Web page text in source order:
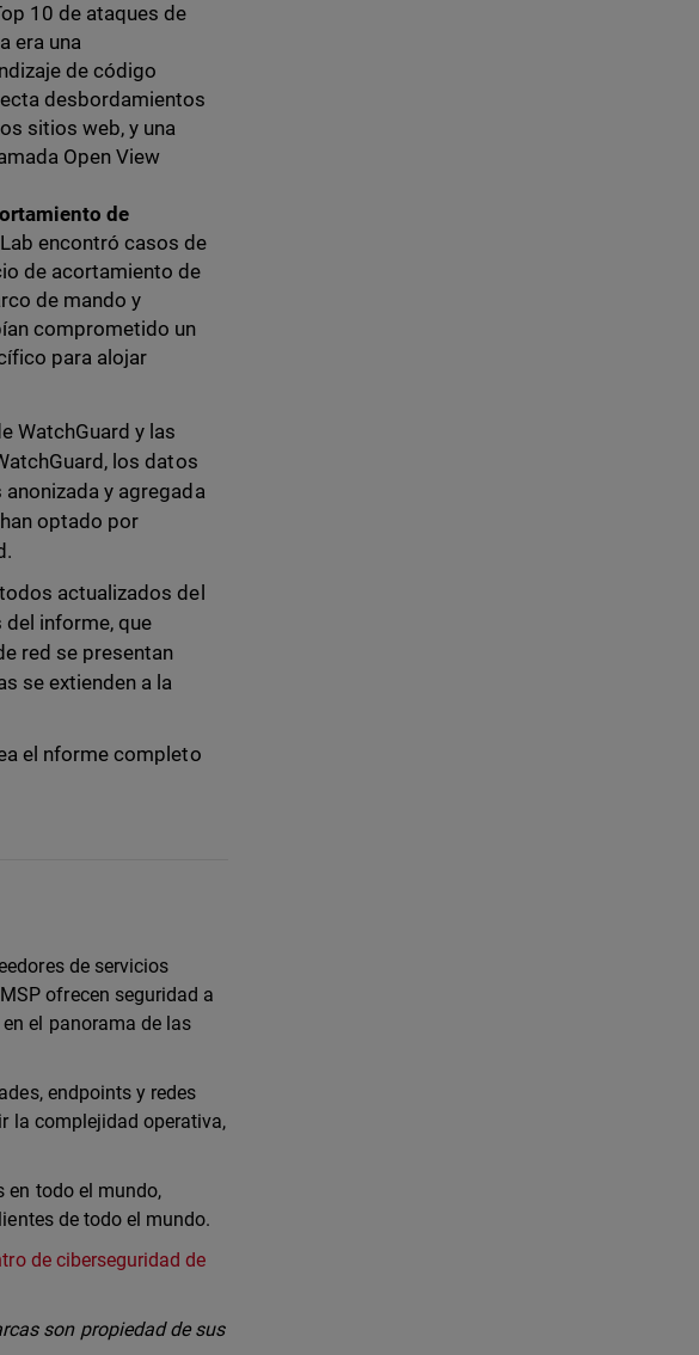
10 de ataques de
era una
de código
desbordamientos
sitios web, y una
Open View
de
encontró casos de
de acortamiento de
de mando y
comprometido un
para alojar
WatchGuard y las
los datos
y agregada
optado por
actualizados del
del informe, que
red se presentan
se extienden a la
el nforme completo
de servicios
ofrecen seguridad a
el panorama de las
endpoints y redes
la complejidad operativa,
en todo el mundo,
de todo el mundo.
de ciberseguridad de
son propiedad de sus